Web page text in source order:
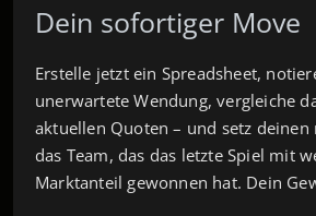
Dein sofortiger Move
Erstelle jetzt ein Spreadsheet,
unerwartete Wendung, vergleiche
aktuellen Quoten – und setz deinen
das Team, das das letzte Spiel mit
Marktanteil gewonnen hat. Dein